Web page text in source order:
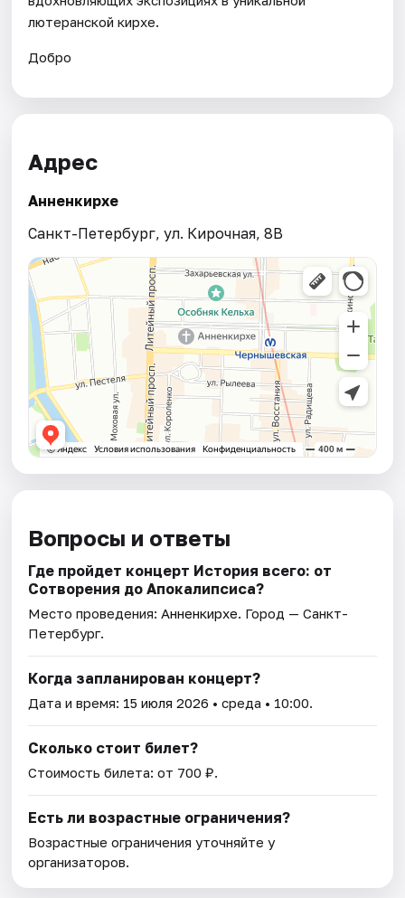
лютеранской кирхе.
Добро
Адрес
Анненкирхе
Санкт-Петербург, ул. Кирочная, 8B
Вопросы и ответы
Где пройдет концерт История всего: от
Сотворения до Апокалипсиса?
Место проведения:Анненкирхе. Город — Санкт-
Петербург.
Когда запланирован концерт?
Дата и время: 15 июля 2026 • среда • 10:00.
Сколько стоит билет?
Стоимость билета: от 700 ₽.
Есть ли возрастные ограничения?
Возрастные ограничения уточняйте у
организаторов.